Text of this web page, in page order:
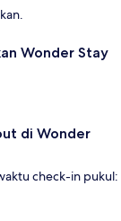
Wonder Stay
di Wonder
check-in pukul: